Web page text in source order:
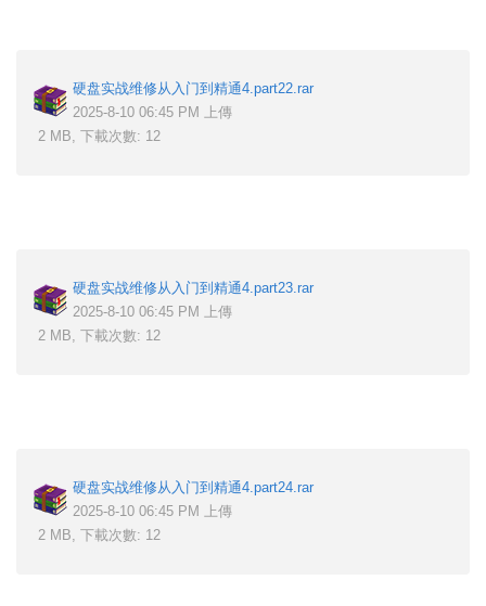
硬盘实战维修从入门到精通4.part22.rar
2025-8-10 06:45 PM 上傳
2 MB, 下載次數: 12
硬盘实战维修从入门到精通4.part23.rar
2025-8-10 06:45 PM 上傳
2 MB, 下載次數: 12
硬盘实战维修从入门到精通4.part24.rar
2025-8-10 06:45 PM 上傳
2 MB, 下載次數: 12